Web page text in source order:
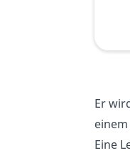
Er
Eine